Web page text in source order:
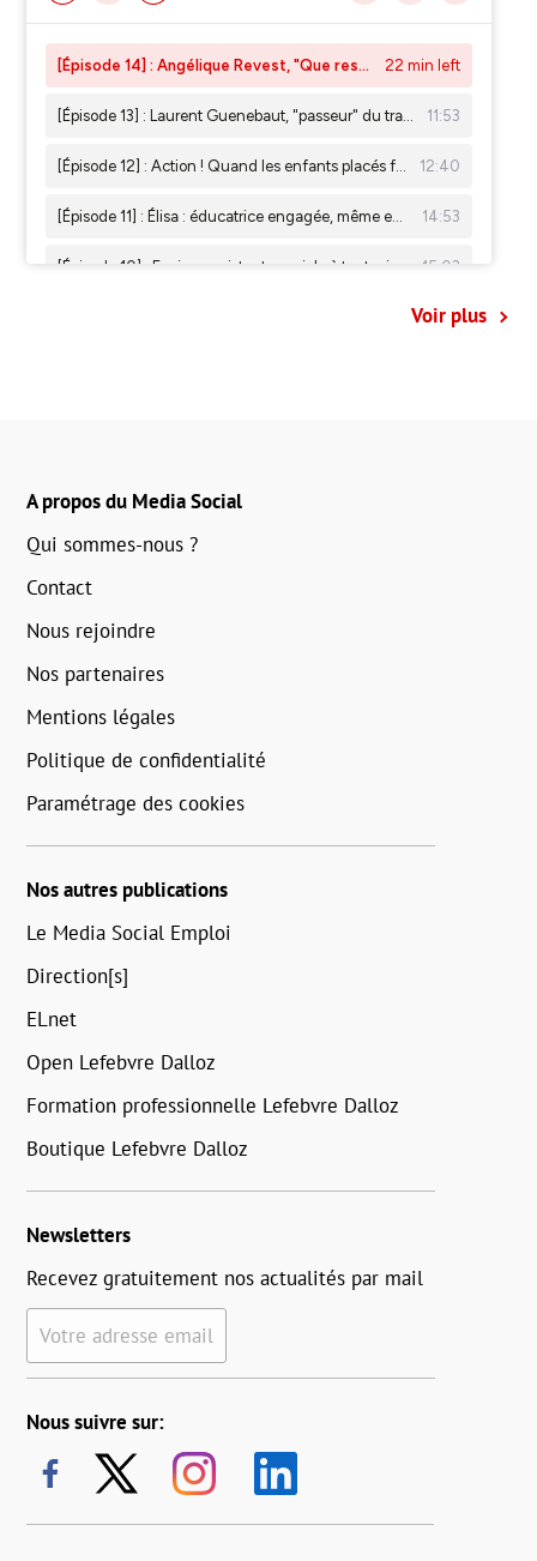
Voir plus
A propos du Media Social
Qui sommes-nous ?
Contact
Nous rejoindre
Nos partenaires
Mentions légales
Politique de confidentialité
Paramétrage des cookies
Nos autres publications
Le Media Social Emploi
Direction[s]
ELnet
Open Lefebvre Dalloz
Formation professionnelle Lefebvre Dalloz
Boutique Lefebvre Dalloz
Newsletters
Recevez gratuitement nos actualités par mail
Votre adresse email
Nous suivre sur: